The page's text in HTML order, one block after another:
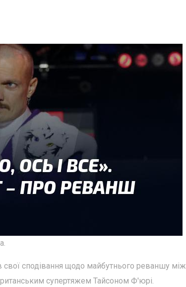
свої сподівання щодо майбутнього реваншу між
супертяжем Тайсоном Ф'юрі.